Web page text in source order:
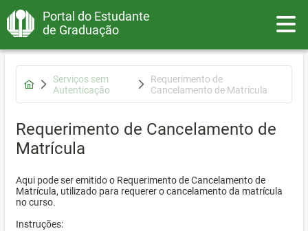
Portal do Estudante
de Graduação
Serviços sem
Autenticação
Requerimento de
Cancelamento de Matrícula
Requerimento de Cancelamento de
Matrícula
Aqui pode ser emitido o Requerimento de Cancelamento de
Matrícula, utilizado para requerer o cancelamento da matrícula
no curso.
Instruções: